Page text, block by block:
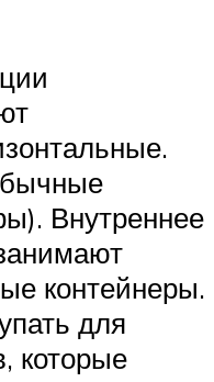
Внутреннее
контейнеры.
для
которые